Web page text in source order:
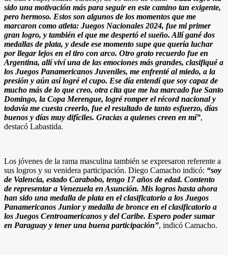
sido una motivación más para seguir en este camino tan exigente,
pero hermoso. Estos son algunos de los momentos que me
marcaron como atleta: Juegos Nacionales 2024, fue mi primer
gran logro, y también el que me despertó el sueño. Allí gané dos
medallas de plata, y desde ese momento supe que quería luchar
por llegar lejos en el tiro con arco. Otro grato recuerdo fue en
Argentina, allí viví una de las emociones más grandes, clasifiqué a
los Juegos Panamericanos Juveniles, me enfrenté al miedo, a la
presión y aún así logré el cupo. Ese día entendí que soy capaz de
mucho más de lo que creo, otra cita que me ha marcado fue Santo
Domingo, la Copa Merengue, logré romper el récord nacional y
todavía me cuesta creerlo, fue el resultado de tanto esfuerzo, días
buenos y días muy difíciles. Gracias a quienes creen en mí”,
destacó Labastida.
Los jóvenes de la rama masculina también se expresaron referente a
sus logros y su venidera participación. Diego Camacho indicó: “soy
de Valencia, estado Carabobo, tengo 17 años de edad. Contento
de representar a Venezuela en Asunción. Mis logros hasta ahora
han sido una medalla de plata en el clasificatorio a los Juegos
Panamericanos Junior y medalla de bronce en el clasificatorio a
los Juegos Centroamericanos y del Caribe. Espero poder sumar
en Paraguay y tener una buena participación”, indicó Camacho.